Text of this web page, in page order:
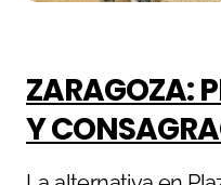
ZARAGOZA:
Y